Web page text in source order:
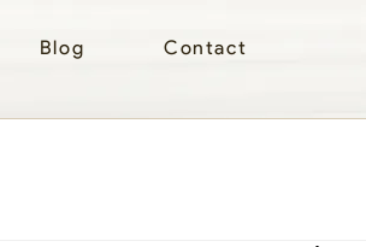
Blog Contact